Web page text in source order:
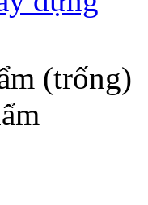
(trống)